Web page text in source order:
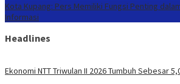
Kota Kupang: Pers Memiliki Fungsi Penting
Informasi
Headlines
Ekonomi NTT Triwulan II 2026 Tumbuh Sebesar